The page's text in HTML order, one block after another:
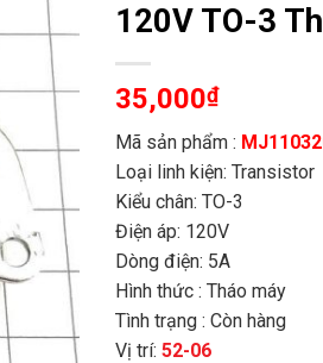
120V TO-3
35,000₫
Mã sản phẩm :
Loại linh kiện: Transistor
Kiểu chân: TO-3
Điện áp: 120V
Dòng điện: 5A
Hình thức : Tháo máy
Tình trạng : Còn hàng
Vị trí: 52-06